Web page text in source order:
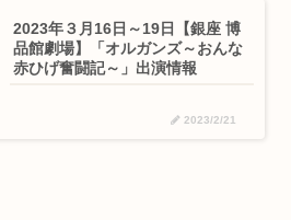
2023年３月16日～19日【銀座 博
品館劇場】「オルガンズ～おんな
赤ひげ奮闘記～」出演情報
2023/2/21